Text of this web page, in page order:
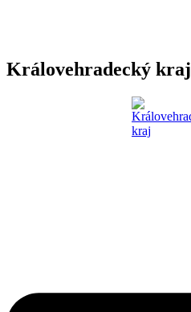
Královehradecký kraj